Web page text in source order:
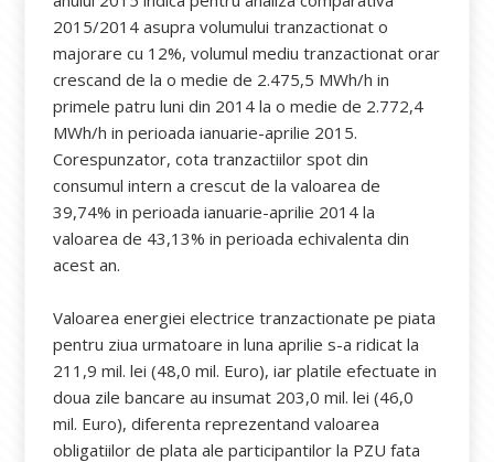
2015/2014 asupra volumului tranzactionat o
majorare cu 12%, volumul mediu tranzactionat orar
crescand de la o medie de 2.475,5 MWh/h in
primele patru luni din 2014 la o medie de 2.772,4
MWh/h in perioada ianuarie-aprilie 2015.
Corespunzator, cota tranzactiilor spot din
consumul intern a crescut de la valoarea de
39,74% in perioada ianuarie-aprilie 2014 la
valoarea de 43,13% in perioada echivalenta din
acest an.
Valoarea energiei electrice tranzactionate pe piata
pentru ziua urmatoare in luna aprilie s-a ridicat la
211,9 mil. lei (48,0 mil. Euro), iar platile efectuate in
doua zile bancare au insumat 203,0 mil. lei (46,0
mil. Euro), diferenta reprezentand valoarea
obligatiilor de plata ale participantilor la PZU fata